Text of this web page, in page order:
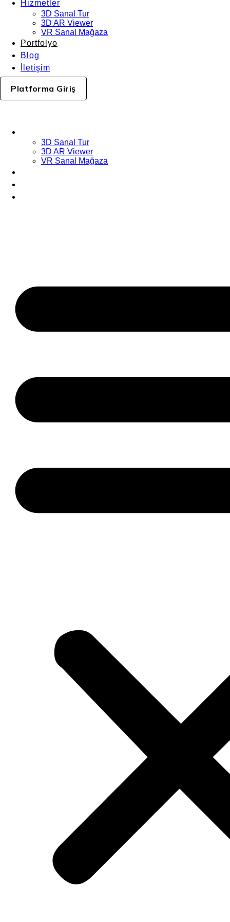
Hizmetler
3D Sanal Tur
3D AR Viewer
VR Sanal Mağaza
Portfolyo
Blog
İletişim
Platforma Giriş
3D Sanal Tur
3D AR Viewer
VR Sanal Mağaza